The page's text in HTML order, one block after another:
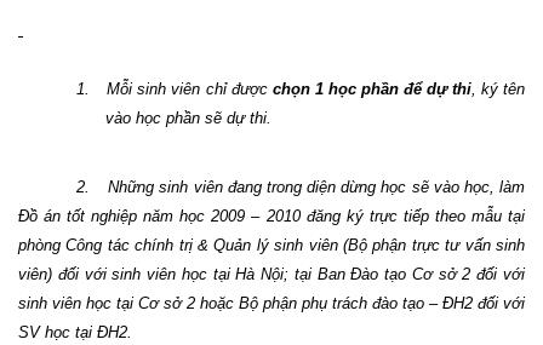
1. Mỗi sinh viên chỉ được chọn 1 học phần để dự thi, ký tên
vào học phần sẽ dự thi.
2.
Những sinh viên đang trong diện dừng học sẽ vào học, làm
Đồ án tốt nghiệp năm học 2009 – 2010 đăng ký trực tiếp theo mẫu tại
phòng Công tác chính trị & Quản lý sinh viên (Bộ phận trực tư vấn sinh
viên) đối với sinh viên học tại Hà Nội; tại Ban Đào tạo Cơ sở 2 đối với
sinh viên học tại Cơ sở 2 hoặc Bộ phận phụ trách đào tạo – ĐH2 đối với
SV học tại ĐH2.